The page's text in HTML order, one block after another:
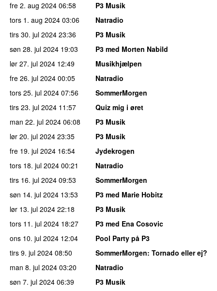
fre 2. aug 2024 06:58
P3 Musik
tors 1. aug 2024 03:06
Natradio
tirs 30. jul 2024 23:36
P3 Musik
søn 28. jul 2024 19:03
P3 med Morten Nabild
lør 27. jul 2024 12:49
Musikhjælpen
fre 26. jul 2024 00:05
Natradio
tors 25. jul 2024 07:56
SommerMorgen
tirs 23. jul 2024 11:57
Quiz mig i øret
man 22. jul 2024 06:08
P3 Musik
lør 20. jul 2024 23:35
P3 Musik
fre 19. jul 2024 16:54
Jydekrogen
tors 18. jul 2024 00:21
Natradio
tirs 16. jul 2024 09:53
SommerMorgen
søn 14. jul 2024 13:53
P3 med Marie Hobitz
lør 13. jul 2024 22:18
P3 Musik
tors 11. jul 2024 18:27
P3 med Ena Cosovic
ons 10. jul 2024 12:04
Pool Party på P3
tirs 9. jul 2024 08:50 SommerMorgen: Tornado eller ej?
man 8. jul 2024 03:20
Natradio
søn 7. jul 2024 06:39
P3 Musik